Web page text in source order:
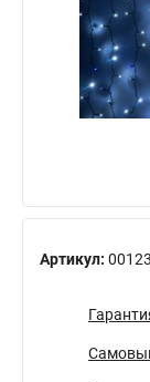
Артикул: 00123